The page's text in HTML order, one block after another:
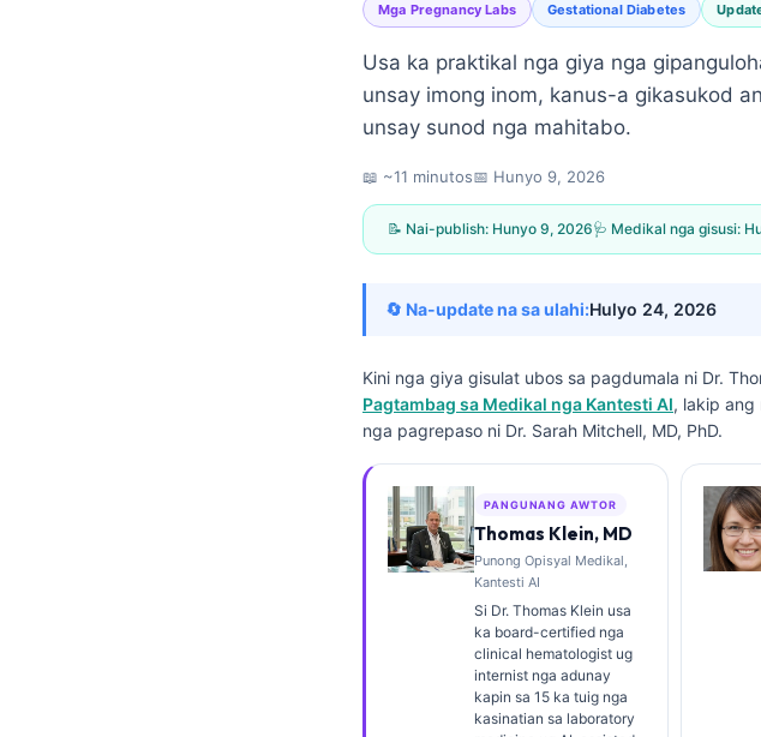
Mga Pregnancy Labs Gestational Diabetes
Usa ka praktikal nga giya nga
unsay imong inom, kanus-a gikasukod
unsay sunod nga mahitabo.
📖 ~11 minutos📅 Hunyo 9, 2026
📝 Nai-publish: Hunyo 9, 2026🩺 Medikal nga gisusi:
🔄 Na-update na sa ulahi:Hulyo 24, 2026
Kini nga giya gisulat ubos sa pagdumala ni Dr.
Pagtambag sa Medikal nga Kantesti AI, lakip ang
nga pagrepaso ni Dr. Sarah Mitchell, MD, PhD.
PANGUNANG AWTOR
Thomas Klein, MD
Punong Opisyal Medikal,
Kantesti AI
Si Dr. Thomas Klein usa
ka board-certified nga
clinical hematologist ug
internist nga adunay
kapin sa 15 ka tuig nga
kasinatian sa laboratory